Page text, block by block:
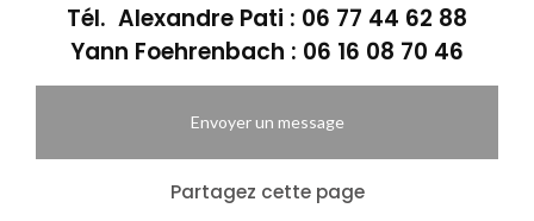
Tél. Alexandre Pati : 06 77 44 62 88
Yann Foehrenbach : 06 16 08 70 46
Envoyer un message
Partagez cette page